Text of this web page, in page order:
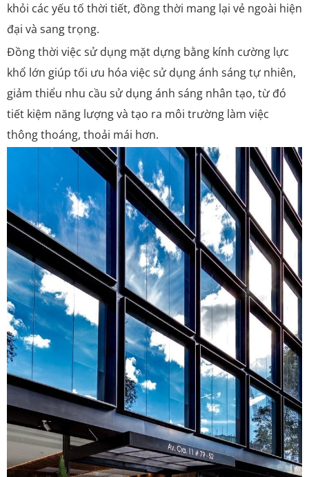
khỏi các yếu tố thời tiết, đồng thời mang lại vẻ ngoài hiện
đại và sang trọng.
Đồng thời việc sử dụng mặt dựng bằng kính cường lực
khổ lớn giúp tối ưu hóa việc sử dụng ánh sáng tự nhiên,
giảm thiểu nhu cầu sử dụng ánh sáng nhân tạo, từ đó
tiết kiệm năng lượng và tạo ra môi trường làm việc
thông thoáng, thoải mái hơn.